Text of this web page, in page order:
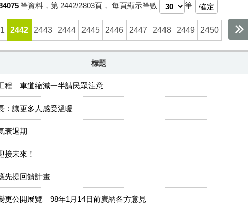
筆資料，第 2442/2803頁， 每頁顯示筆數 筆
2442 2443 2444 2445 2446 2447 2448 2449 2450
標題
程 車道縮減一半請民眾注意
讓更多人感受溫暖
衰退期
未來！
先提回饋計畫
更公開展覽 98年1月14日前廣納各方意見